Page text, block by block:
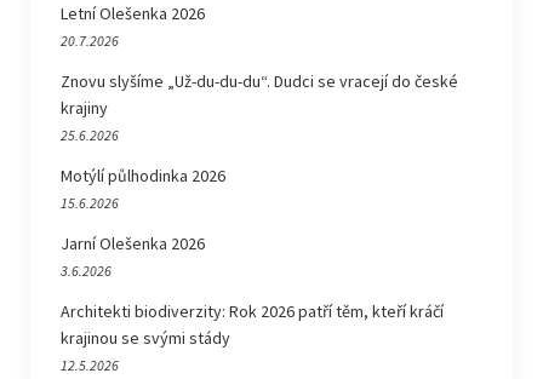
Letní Olešenka 2026
20.7.2026
Znovu slyšíme „Už-du-du-du“. Dudci se vracejí do české
krajiny
25.6.2026
Motýlí půlhodinka 2026
15.6.2026
Jarní Olešenka 2026
3.6.2026
Architekti biodiverzity: Rok 2026 patří těm, kteří kráčí
krajinou se svými stády
12.5.2026